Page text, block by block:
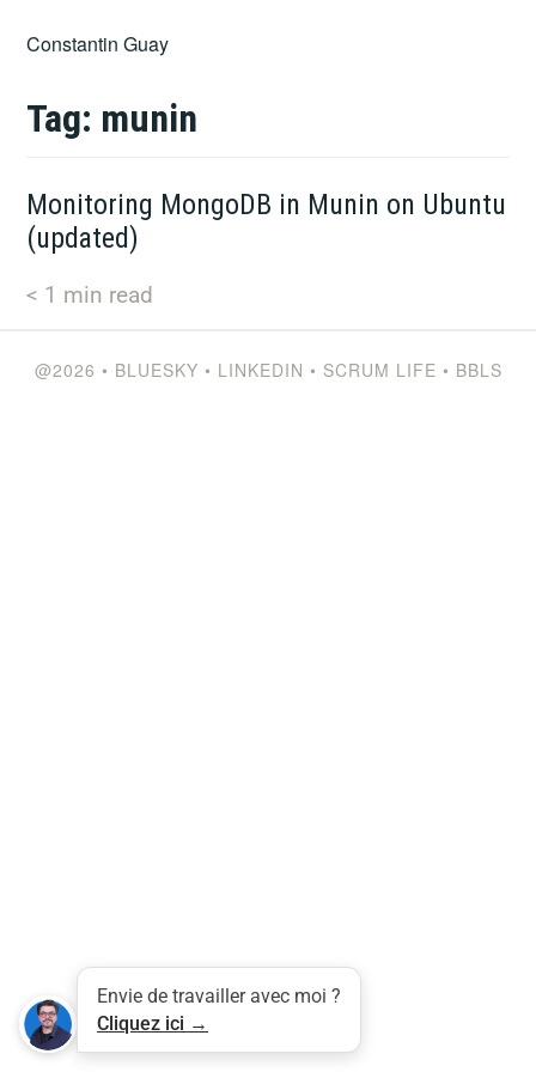
Constantin Guay
Tag: munin
Monitoring MongoDB in Munin on Ubuntu
(updated)
< 1 min read
@2026 • BLUESKY • LINKEDIN • SCRUM LIFE • BBLS
Envie de travailler avec moi ?
Cliquez ici →